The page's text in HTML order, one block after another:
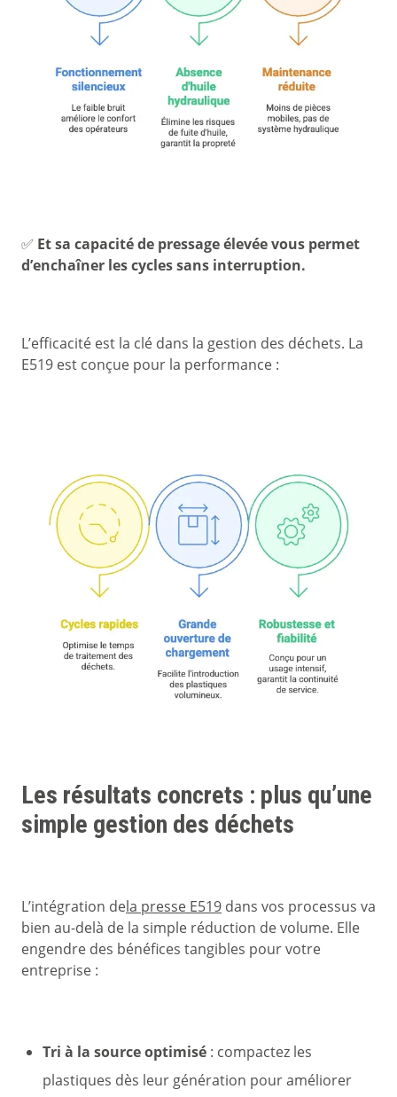
✅ Et sa capacité de pressage élevée vous permet
d’enchaîner les cycles sans interruption.
L’efficacité est la clé dans la gestion des déchets. La
E519 est conçue pour la performance :
Les résultats concrets : plus qu’une
simple gestion des déchets
L’intégration dela presse E519 dans vos processus va
bien au-delà de la simple réduction de volume. Elle
engendre des bénéfices tangibles pour votre
entreprise :
Tri à la source optimisé : compactez les
plastiques dès leur génération pour améliorer